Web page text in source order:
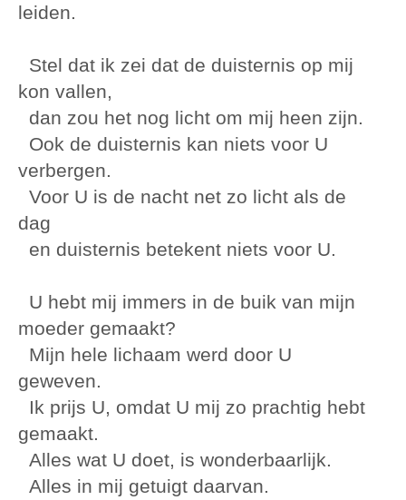
leiden.
Stel dat ik zei dat de duisternis op mij
kon vallen,
dan zou het nog licht om mij heen zijn.
Ook de duisternis kan niets voor U
verbergen.
Voor U is de nacht net zo licht als de
dag
en duisternis betekent niets voor U.
U hebt mij immers in de buik van mijn
moeder gemaakt?
Mijn hele lichaam werd door U
geweven.
Ik prijs U, omdat U mij zo prachtig hebt
gemaakt.
Alles wat U doet, is wonderbaarlijk.
Alles in mij getuigt daarvan.